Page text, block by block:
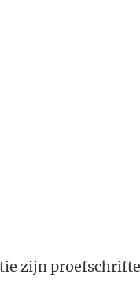
zijn